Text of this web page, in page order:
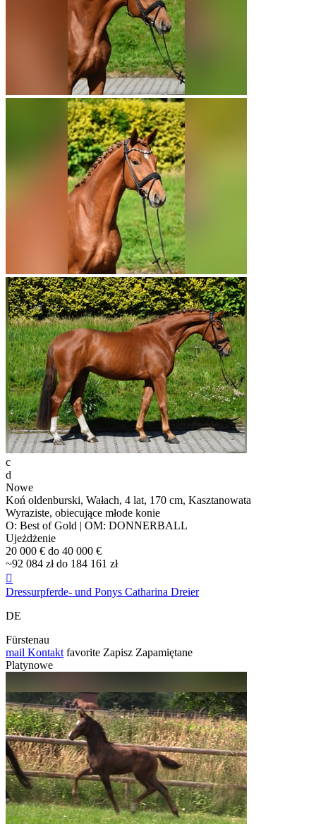
c
d
Nowe
Koń oldenburski, Wałach, 4 lat, 170 cm, Kasztanowata
Wyraziste, obiecujące młode konie
O: Best of Gold | OM: DONNERBALL
Ujeżdżenie
20 000 € do 40 000 €
~92 084 zł do 184 161 zł

Dressurpferde- und Ponys Catharina Dreier
DE
Fürstenau
mail Kontakt favorite Zapisz Zapamiętane
Platynowe